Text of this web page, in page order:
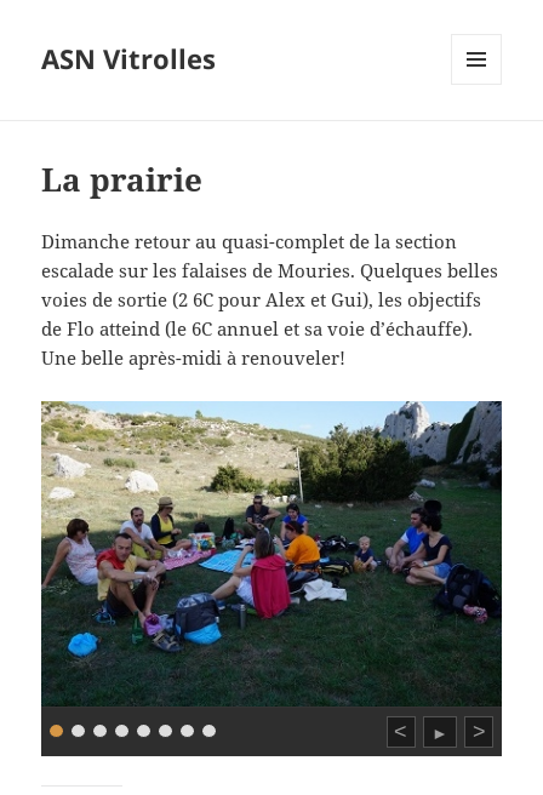
ASN Vitrolles
La prairie
Dimanche retour au quasi-complet de la section
escalade sur les falaises de Mouries. Quelques belles
voies de sortie (2 6C pour Alex et Gui), les objectifs
de Flo atteind (le 6C annuel et sa voie d’échauffe).
Une belle après-midi à renouveler!
< ► >